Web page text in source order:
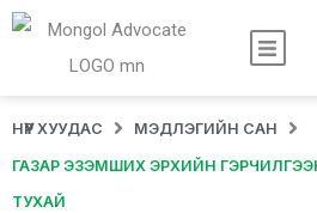
НҮҮР ХУУДАС МЭДЛЭГИЙН САН
ГАЗАР ЭЗЭМШИХ ЭРХИЙН
ТУХАЙ